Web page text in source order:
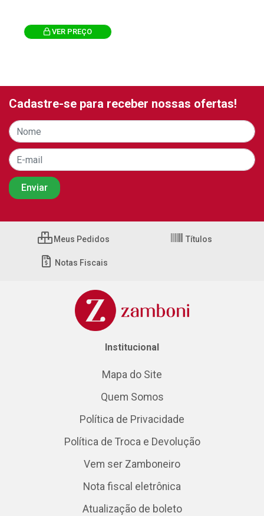
VER PREÇO
Cadastre-se para receber nossas ofertas!
Meus Pedidos Títulos
Notas Fiscais
Institucional
Mapa do Site
Quem Somos
Política de Privacidade
Política de Troca e Devolução
Vem ser Zamboneiro
Nota fiscal eletrônica
Atualização de boleto